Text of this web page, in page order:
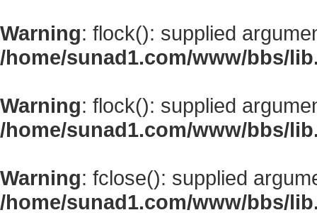
Warning: flock(): supplied
/home/sunad1.com/www/bbs/
Warning: flock(): supplied
/home/sunad1.com/www/bbs/
Warning: fclose(): supplied
/home/sunad1.com/www/bbs/